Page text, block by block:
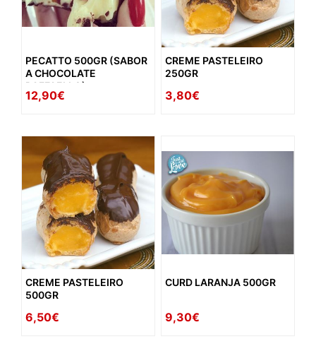
PECATTO 500GR (SABOR
A CHOCOLATE
RAFFAELLO)
12,90€
CREME PASTELEIRO
250GR
3,80€
CREME PASTELEIRO
500GR
6,50€
CURD LARANJA 500GR
9,30€